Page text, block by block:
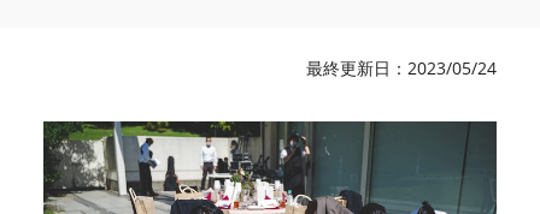
最終更新日：2023/05/24